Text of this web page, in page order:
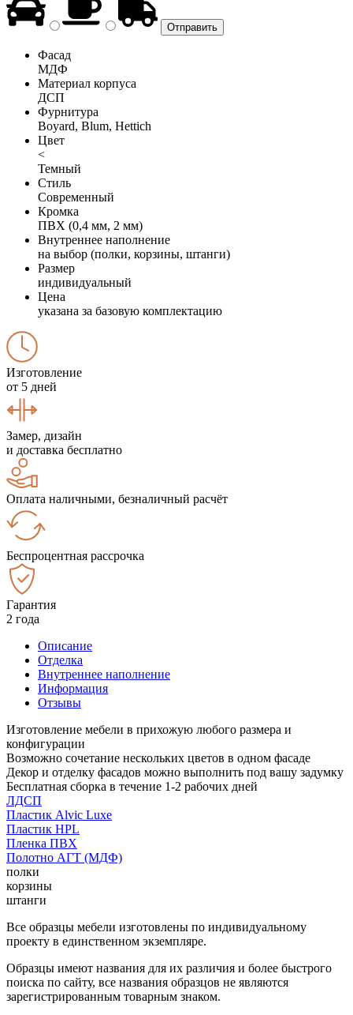
Фасад
МДФ
Материал корпуса
ДСП
Фурнитура
Boyard, Blum, Hettich
Цвет
<
Темный
Стиль
Современный
Кромка
ПВХ (0,4 мм, 2 мм)
Внутреннее наполнение
на выбор (полки, корзины, штанги)
Размер
индивидуальный
Цена
указана за базовую комплектацию
Изготовление
от 5 дней
Замер, дизайн
и доставка бесплатно
Оплата наличными, безналичный расчёт
Беспроцентная рассрочка
Гарантия
2 года
Описание
Отделка
Внутреннее наполнение
Информация
Отзывы
Изготовление мебели в прихожую любого размера и
конфигурации
Возможно сочетание нескольких цветов в одном фасаде
Декор и отделку фасадов можно выполнить под вашу задумку
Бесплатная сборка в течение 1-2 рабочих дней
ЛДСП
Пластик Alvic Luxe
Пластик HPL
Пленка ПВХ
Полотно АГТ (МДФ)
полки
корзины
штанги
Все образцы мебели изготовлены по индивидуальному
проекту в единственном экземпляре.
Образцы имеют названия для их различия и более быстрого
поиска по сайту, все названия образцов не являются
зарегистрированным товарным знаком.